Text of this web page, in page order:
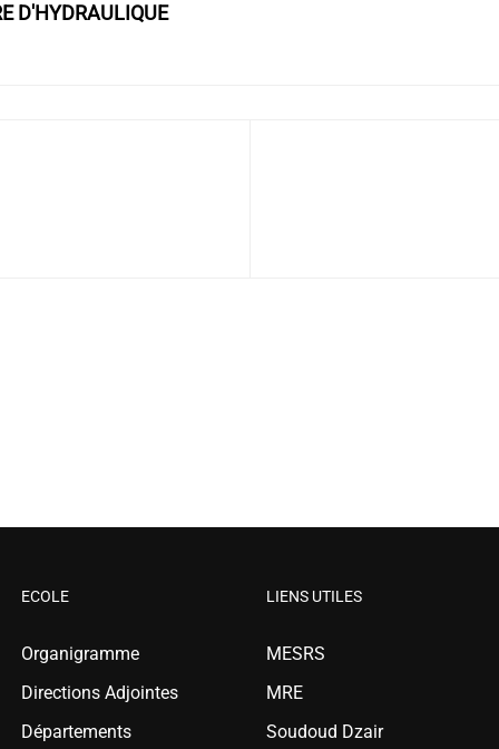
D'HYDRAULIQUE
ECOLE
Organigramme
Directions Adjointes
Départements
LIENS UTILES
MESRS
MRE
Soudoud Dzair